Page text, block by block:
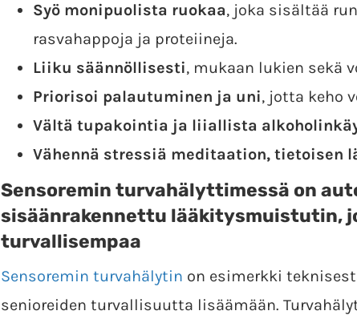
Syö monipuolista ruokaa, joka sisältää
rasvahappoja ja proteiineja.
Liiku säännöllisesti, mukaan lukien sekä
Priorisoi palautuminen ja uni, jotta keho
Vältä tupakointia ja liiallista
Vähennä stressiä meditaation, tietoisen
Sensoremin turvahälyttimessä on
sisäänrakennettu lääkitysmuistutin,
turvallisempaa
Sensoremin turvahälytin on esimerkki
senioreiden turvallisuutta lisäämään.